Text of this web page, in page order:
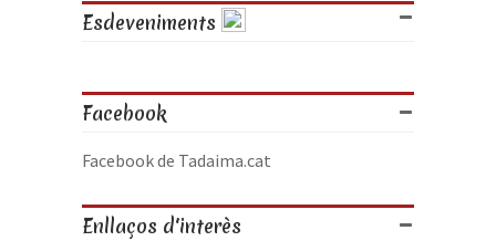
Esdeveniments
Facebook
Facebook de Tadaima.cat
Enllaços d'interès